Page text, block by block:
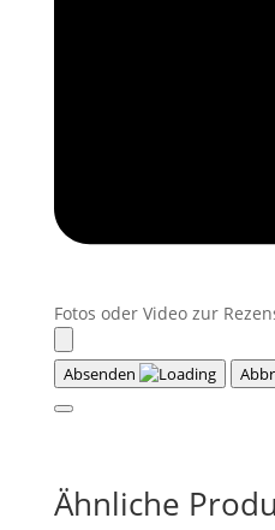
Fotos oder Video zur
Absenden
Ähnliche